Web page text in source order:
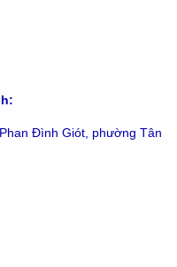
Đình Giót, phường Tân